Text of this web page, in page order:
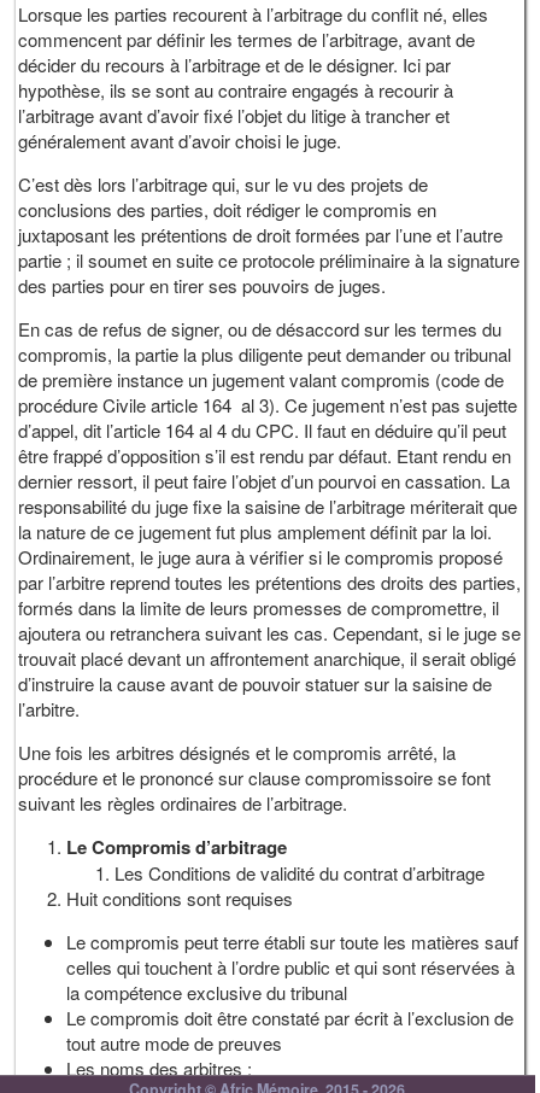
Lorsque les parties recourent à l’arbitrage du conflit né, elles
commencent par définir les termes de l’arbitrage, avant de
décider du recours à l’arbitrage et de le désigner. Ici par
hypothèse, ils se sont au contraire engagés à recourir à
l’arbitrage avant d’avoir fixé l’objet du litige à trancher et
généralement avant d’avoir choisi le juge.
C’est dès lors l’arbitrage qui, sur le vu des projets de
conclusions des parties, doit rédiger le compromis en
juxtaposant les prétentions de droit formées par l’une et l’autre
partie ; il soumet en suite ce protocole préliminaire à la signature
des parties pour en tirer ses pouvoirs de juges.
En cas de refus de signer, ou de désaccord sur les termes du
compromis, la partie la plus diligente peut demander ou tribunal
de première instance un jugement valant compromis (code de
procédure Civile article 164 al 3). Ce jugement n’est pas sujette
d’appel, dit l’article 164 al 4 du CPC. Il faut en déduire qu’il peut
être frappé d’opposition s’il est rendu par défaut. Etant rendu en
dernier ressort, il peut faire l’objet d’un pourvoi en cassation. La
responsabilité du juge fixe la saisine de l’arbitrage mériterait que
la nature de ce jugement fut plus amplement définit par la loi.
Ordinairement, le juge aura à vérifier si le compromis proposé
par l’arbitre reprend toutes les prétentions des droits des parties,
formés dans la limite de leurs promesses de compromettre, il
ajoutera ou retranchera suivant les cas. Cependant, si le juge se
trouvait placé devant un affrontement anarchique, il serait obligé
d’instruire la cause avant de pouvoir statuer sur la saisine de
l’arbitre.
Une fois les arbitres désignés et le compromis arrêté, la
procédure et le prononcé sur clause compromissoire se font
suivant les règles ordinaires de l’arbitrage.
Le Compromis d’arbitrage
Les Conditions de validité du contrat d’arbitrage
Huit conditions sont requises
Le compromis peut terre établi sur toute les matières sauf
celles qui touchent à l’ordre public et qui sont réservées à
la compétence exclusive du tribunal
Le compromis doit être constaté par écrit à l’exclusion de
tout autre mode de preuves
Les noms des arbitres ;